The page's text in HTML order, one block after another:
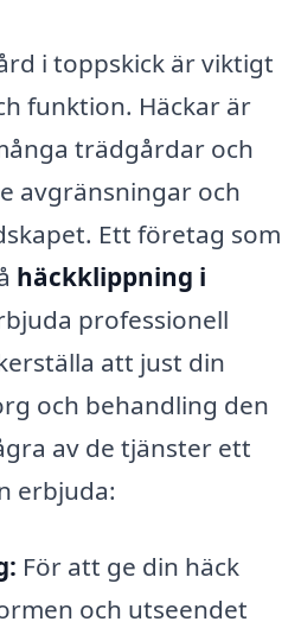
i toppskick är viktigt
funktion. Häckar är
trädgårdar och
avgränsningar och
Ett företag som
häckklippning i
professionell
att just din
och behandling den
av de tjänster ett
erbjuda:
För att ge din häck
och utseendet